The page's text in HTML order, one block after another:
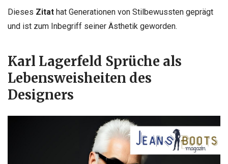
Dieses Zitat hat Generationen von Stilbewussten geprägt
und ist zum Inbegriff seiner Ästhetik geworden.
Karl Lagerfeld Sprüche als
Lebensweisheiten des
Designers